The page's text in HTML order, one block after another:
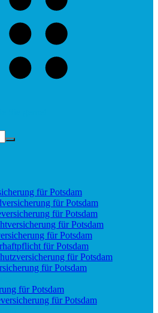
Suche
für Potsdam
für Potsdam
für Potsdam
für Potsdam
für Potsdam
für Potsdam
für Potsdam
für Potsdam
für Potsdam
für Potsdam